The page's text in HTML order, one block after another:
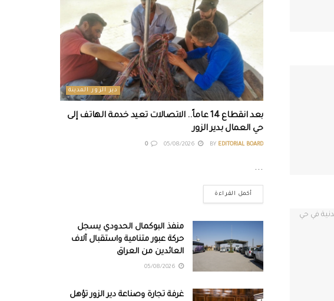
دير الزور المدينة
بعد انقطاع 14 عاماً.. الاتصالات تعيد خدمة الهاتف إلى
حي العمال بدير الزور
BY EDITORIAL BOARD
0
...
أكمل القراءة
منفذ البوكمال الحدودي يسجل
حركة عبور متنامية واستقبال آلاف
العائدين من العراق
غرفة تجارة وصناعة دير الزور تؤهل